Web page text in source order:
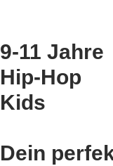
9-11 Jahre
Hip-Hop
Kids
Dein